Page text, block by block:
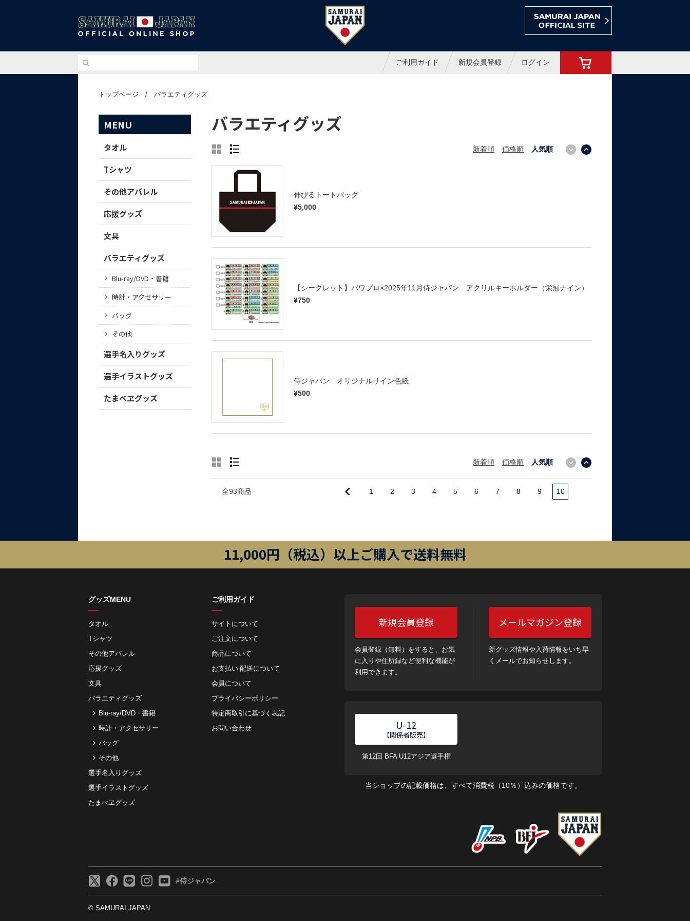
侍ジャパンオフィシャルオンラインショップ
ご利用ガイド 新規会員登録 ログイン
トップページ / バラエティグッズ
MENU
タオル
Tシャツ
その他アパレル
応援グッズ
文具
バラエティグッズ
Blu-ray/DVD・書籍
時計・アクセサリー
バッグ
その他
選手名入りグッズ
選手イラストグッズ
たまべヱグッズ
バラエティグッズ
新着順 価格順 人気順
伸びるトートバッグ
¥5,000
【シークレット】パワプロ×2025年11月侍ジャパン アクリルキーホルダー（栄冠ナイン）
¥750
侍ジャパン オリジナルサイン色紙
¥500
新着順 価格順 人気順
全93商品 1 2 3 4 5 6 7 8 9 10
11,000円（税込）以上ご購入で送料無料
グッズMENU
タオル
Tシャツ
その他アパレル
応援グッズ
文具
バラエティグッズ
Blu-ray/DVD・書籍
時計・アクセサリー
バッグ
その他
選手名入りグッズ
選手イラストグッズ
たまべヱグッズ
ご利用ガイド
サイトについて
ご注⽂について
商品について
お⽀払い‧配送について
会員について
プライバシーポリシー
特定商取引に基づく表記
お問い合わせ
新規会員登録
会員登録（無料）をすると、お気
に入りや住所録など便利な機能が
利用できます。
メールマガジン登録
新グッズ情報や入荷情報をいち早
くメールでお知らせします。
U-12
【関係者販売】
第12回 BFA U12アジア選手権
当ショップの記載価格は、すべて消費税（10％）込みの価格です。
#侍ジャパン
© SAMURAI JAPAN